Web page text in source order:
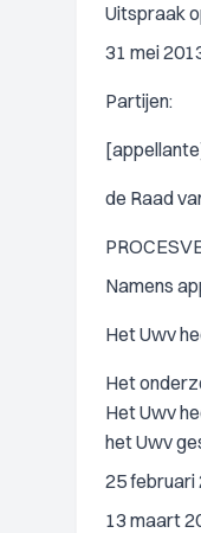
Uitspraak
31 mei
Partijen:
de Raad
Namens
Het Uwv
Het
Het Uwv
het Uwv
25 februari
13 maart